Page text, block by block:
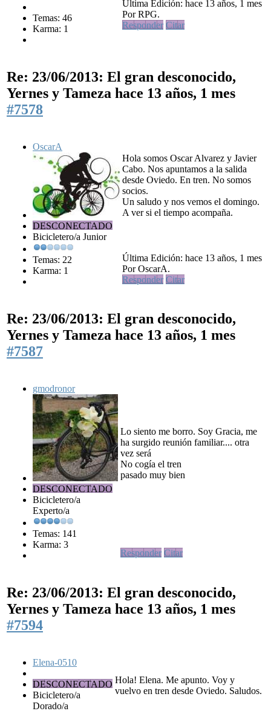
Temas: 46
Karma: 1
Última Edición: hace 13 años, 1 mes
Por RPG.
Responder Citar
Re: 23/06/2013: El gran desconocido,
Yernes y Tameza hace 13 años, 1 mes
#7578
OscarA
DESCONECTADO
Bicicletero/a Junior
Temas: 22
Karma: 1
Hola somos Oscar Alvarez y Javier
Cabo. Nos apuntamos a la salida
desde Oviedo. En tren. No somos
socios.
Un saludo y nos vemos el domingo.
A ver si el tiempo acompaña.
Última Edición: hace 13 años, 1 mes
Por OscarA.
Responder Citar
Re: 23/06/2013: El gran desconocido,
Yernes y Tameza hace 13 años, 1 mes
#7587
gmodronor
DESCONECTADO
Bicicletero/a
Experto/a
Temas: 141
Karma: 3
Lo siento me borro. Soy Gracia, me
ha surgido reunión familiar.... otra
vez será
No cogía el tren
pasado muy bien
Responder Citar
Re: 23/06/2013: El gran desconocido,
Yernes y Tameza hace 13 años, 1 mes
#7594
Elena-0510
DESCONECTADO
Bicicletero/a
Dorado/a
Hola! Elena. Me apunto. Voy y
vuelvo en tren desde Oviedo. Saludos.